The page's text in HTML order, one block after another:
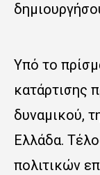
Υπό το
κατάρτισης
δυναμικού,
Ελλάδα.
πολιτικών